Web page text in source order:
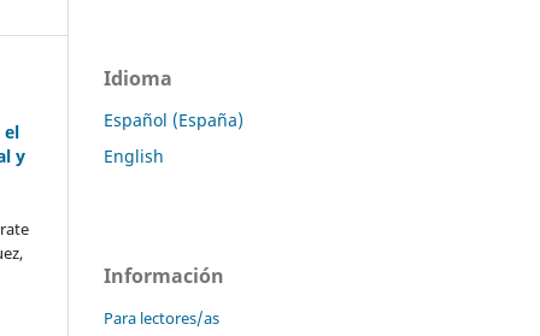
el
y
Idioma
Español (España)
English
Información
Para lectores/as